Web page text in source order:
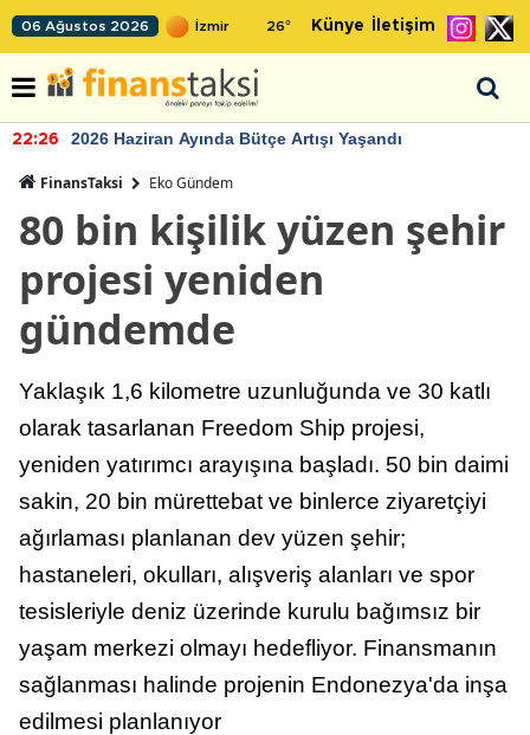
06 Ağustos 2026 26° Künye İletişim
22:26 2026 Haziran Ayında Bütçe Artışı Yaşandı
FinansTaksi Eko Gündem
80 bin kişilik yüzen şehir
projesi yeniden
gündemde
Yaklaşık 1,6 kilometre uzunluğunda ve 30 katlı
olarak tasarlanan Freedom Ship projesi,
yeniden yatırımcı arayışına başladı. 50 bin daimi
sakin, 20 bin mürettebat ve binlerce ziyaretçiyi
ağırlaması planlanan dev yüzen şehir;
hastaneleri, okulları, alışveriş alanları ve spor
tesisleriyle deniz üzerinde kurulu bağımsız bir
yaşam merkezi olmayı hedefliyor. Finansmanın
sağlanması halinde projenin Endonezya'da inşa
edilmesi planlanıyor